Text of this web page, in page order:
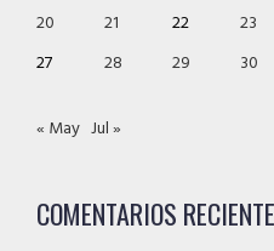
20
21 22 23
27
28 29 30
« May Jul »
COMENTARIOS